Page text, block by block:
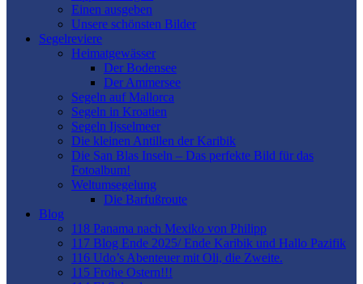
Einen ausgeben
Unsere schönsten Bilder
Segelreviere
Heimatgewässer
Der Bodensee
Der Ammersee
Segeln auf Mallorca
Segeln in Kroatien
Segeln Ijsselmeer
Die kleinen Antillen der Karibik
Die San Blas Inseln – Das perfekte Bild für das
Fotoalbum!
Weltumsegelung
Die Barfußroute
Blog
118 Panama nach Mexiko von Philipp
117 Blog Ende 2025/ Ende Karibik und Hallo Pazifik
116 Udo’s Abenteuer mit Oli, die Zweite.
115 Frohe Ostern!!!